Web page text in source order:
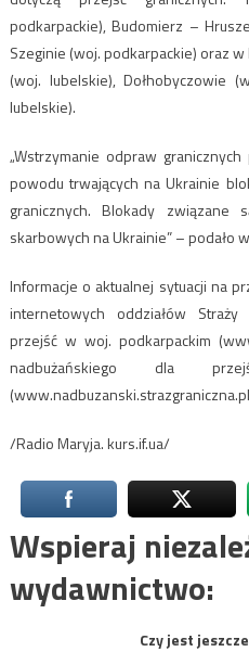
podkarpackie), Budomierz –
Szeginie (woj. podkarpackie) oraz
(woj. lubelskie), Dołhobyczowie
lubelskie).
„Wstrzymanie odpraw
powodu trwających na Ukrainie
granicznych. Blokady
skarbowych na Ukrainie” – podało
Informacje o aktualnej sytuacji na
internetowych oddziałów
przejść w woj. podkarpackim
nadbużańskiego dla
/Radio Maryja. kurs.if.ua/
Wspieraj
wydawnictwo:
Czy jest